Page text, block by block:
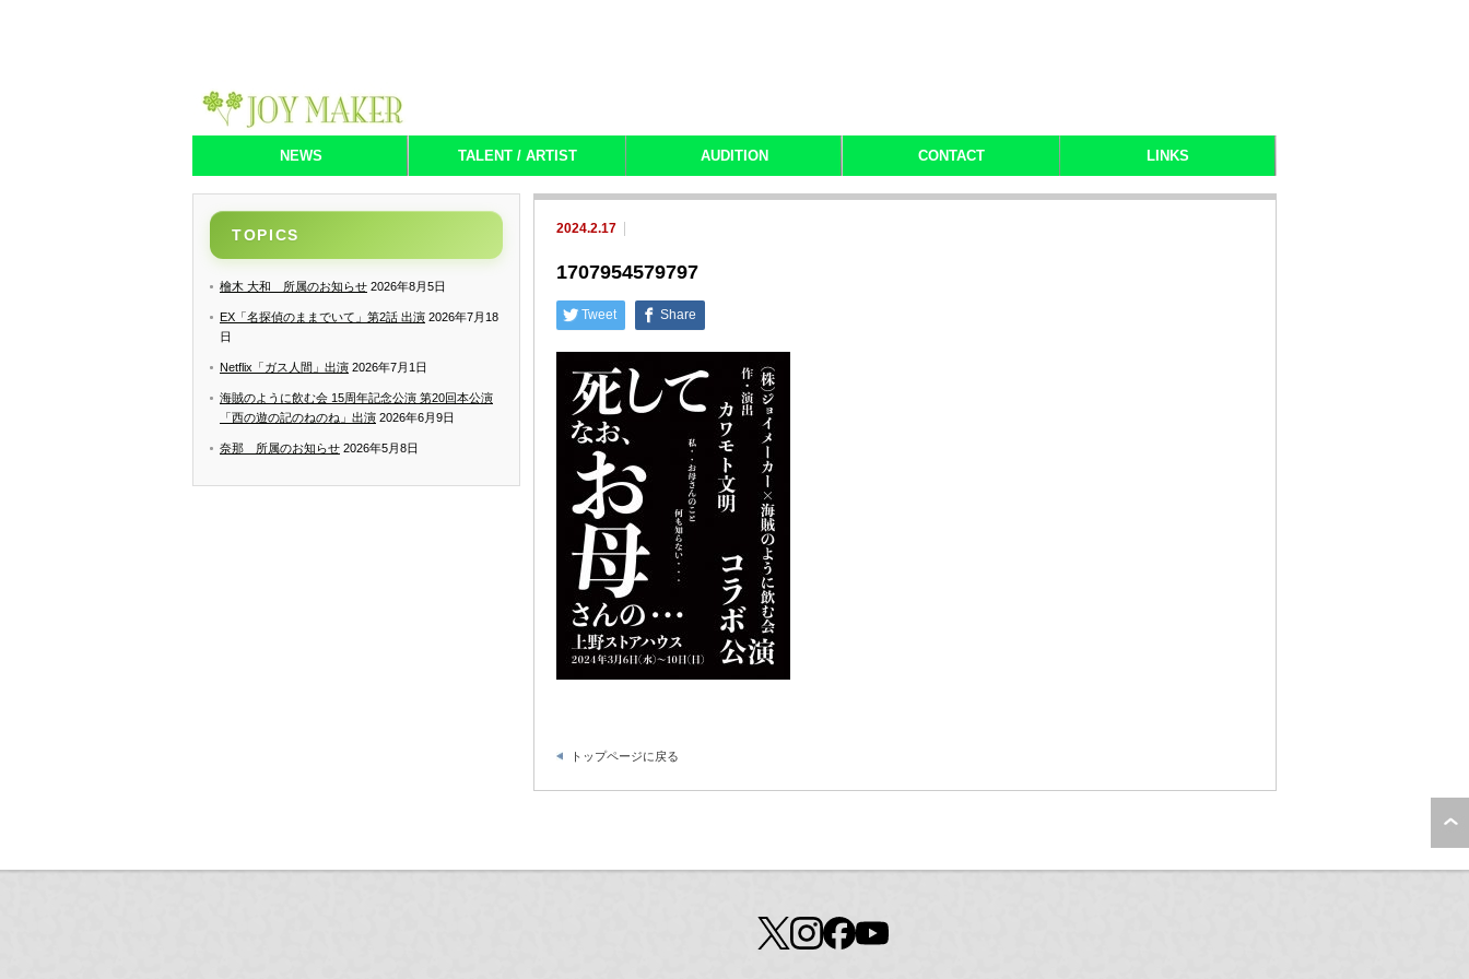
NEWS TALENT / ARTIST AUDITION CONTACT LINKS
2024.2.17
1707954579797
Tweet Share
トップページに戻る
TOPICS
檜木 大和 所属のお知らせ 2026年8月5日
EX「名探偵のままでいて」第2話 出演 2026年7月18
日
Netflix「ガス人間」出演 2026年7月1日
海賊のように飲む会 15周年記念公演 第20回本公演
「西の遊の記のねのね」出演 2026年6月9日
奈那 所属のお知らせ 2026年5月8日